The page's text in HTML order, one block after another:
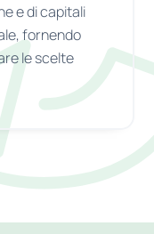
e di capitali
fornendo
le scelte